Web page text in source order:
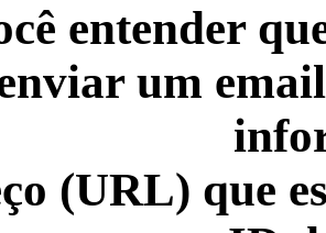
entender
um
(URL) que